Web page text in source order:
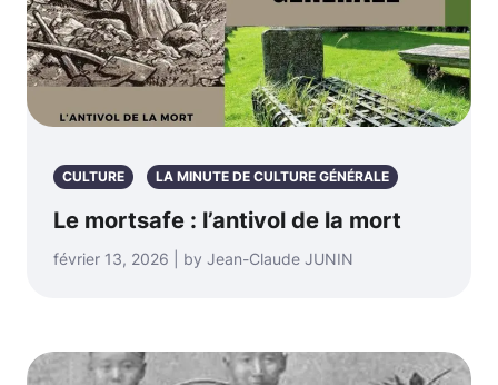
CULTURE LA MINUTE DE CULTURE GÉNÉRALE
Le mortsafe : l’antivol de la mort
février 13, 2026 | by Jean-Claude JUNIN